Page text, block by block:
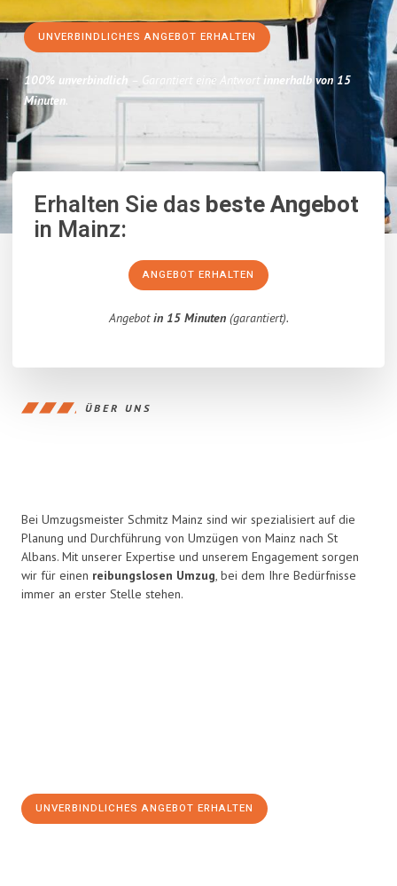
UNVERBINDLICHES ANGEBOT ERHALTEN
100% unverbindlich – Garantiert eine Antwort innerhalb von 15
Minuten.
Erhalten Sie dasbeste Angebot
in Mainz:
ANGEBOT ERHALTEN
Angebotin 15 Minuten(garantiert).
ÜBER UNS
Bei Umzugsmeister Schmitz Mainz sind wir spezialisiert auf die
Planung und Durchführung von Umzügen von Mainz nach St
Albans. Mit unserer Expertise und unserem Engagement sorgen
wir für einen reibungslosen Umzug, bei dem Ihre Bedürfnisse
immer an erster Stelle stehen.
UNVERBINDLICHES ANGEBOT ERHALTEN